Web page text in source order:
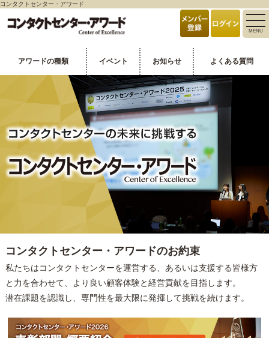
toggle
MENU
コンタクトセンター・アワード
アワードの種類 イベント お知らせ よくある質問
コンタクトセンター・アワードのお約束
私たちはコンタクトセンターを運営する、あるいは支援する皆様方
と力を合わせて、より良い顧客体験と経営貢献を目指します。
潜在課題を認識し、専門性を最大限に発揮して挑戦を続けます。